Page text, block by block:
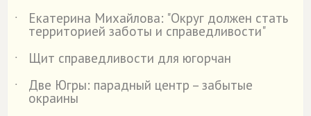
˙
Екатерина Михайлова: "Округ должен стать
территорией заботы и справедливости"
˙
Щит справедливости для югорчан
˙
Две Югры: парадный центр – забытые
окраины